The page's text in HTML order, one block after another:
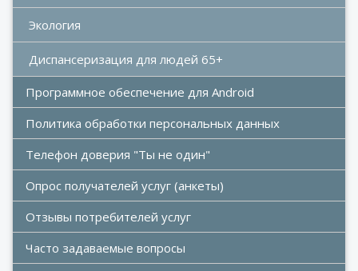
Экология
Диспансеризация для людей 65+
Программное обеспечение для Android
Политика обработки персональных данных
Телефон доверия "Ты не один"
Опрос получателей услуг (анкеты)
Отзывы потребителей услуг
Часто задаваемые вопросы